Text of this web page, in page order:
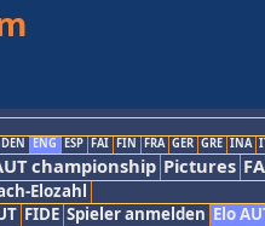
DEN ENG ESP FAI FIN FRA GER GRE INA
championship Pictures
Elozahl
FIDE Spieler anmelden Elo